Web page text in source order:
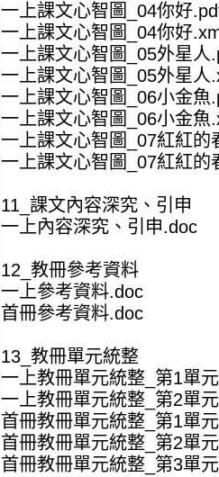
一上課文心智圖_04你好
一上課文心智圖_04你好
一上課文心智圖_05外星人
一上課文心智圖_05外星人
一上課文心智圖_06小金魚
一上課文心智圖_06小金魚
一上課文心智圖_07紅紅的
一上課文心智圖_07紅紅的
11_課文內容深究、引申
一上內容深究、引申.doc
12_教冊參考資料
一上參考資料.doc
首冊參考資料.doc
13_教冊單元統整
一上教冊單元統整_第1單
一上教冊單元統整_第2單
首冊教冊單元統整_第1單
首冊教冊單元統整_第2單
首冊教冊單元統整_第3單